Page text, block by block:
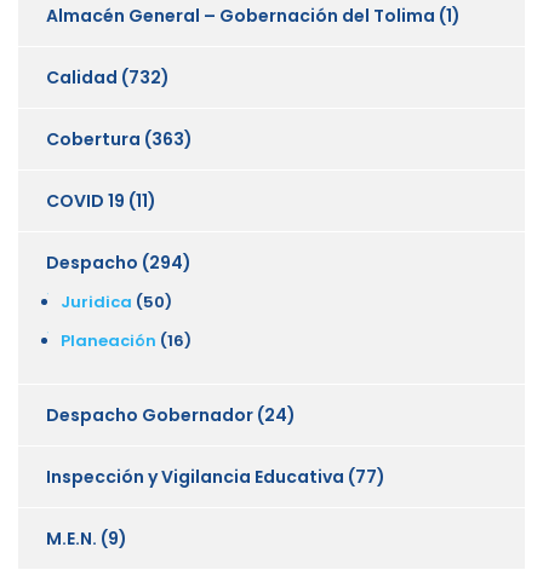
Almacén General – Gobernación del Tolima (1)
Calidad (732)
Cobertura (363)
COVID 19 (11)
Despacho (294)
Juridica (50)
Planeación (16)
Despacho Gobernador (24)
Inspección y Vigilancia Educativa (77)
M.E.N. (9)